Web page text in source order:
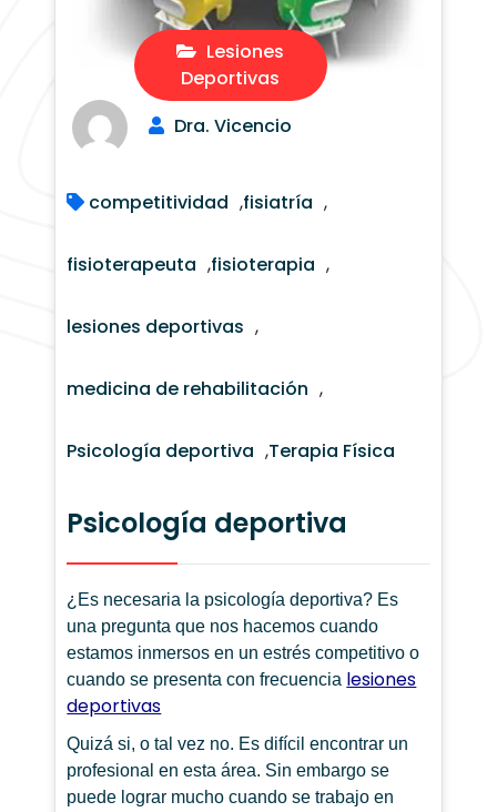
Lesiones
Deportivas
Dra. Vicencio
competitividad ,fisiatría ,
fisioterapeuta ,fisioterapia ,
lesiones deportivas ,
medicina de rehabilitación ,
Psicología deportiva ,Terapia Física
Psicología deportiva
¿Es necesaria la psicología deportiva? Es
una pregunta que nos hacemos cuando
estamos inmersos en un estrés competitivo o
cuando se presenta con frecuencia lesiones
deportivas
Quizá si, o tal vez no. Es difícil encontrar un
profesional en esta área. Sin embargo se
puede lograr mucho cuando se trabajo en